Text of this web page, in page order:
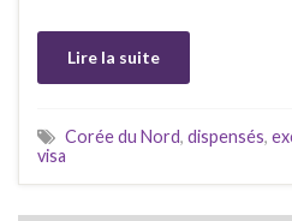
Lire la suite
Corée du Nord, dispensés,
visa